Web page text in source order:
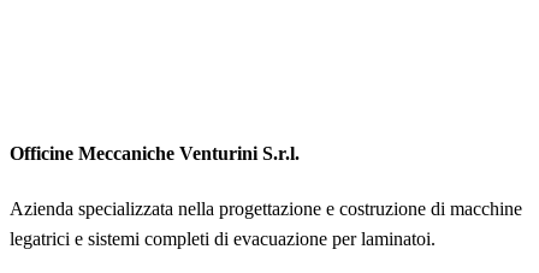
Officine Meccaniche Venturini S.r.l.
Azienda specializzata nella progettazione e costruzione di macchine
legatrici e sistemi completi di evacuazione per laminatoi.